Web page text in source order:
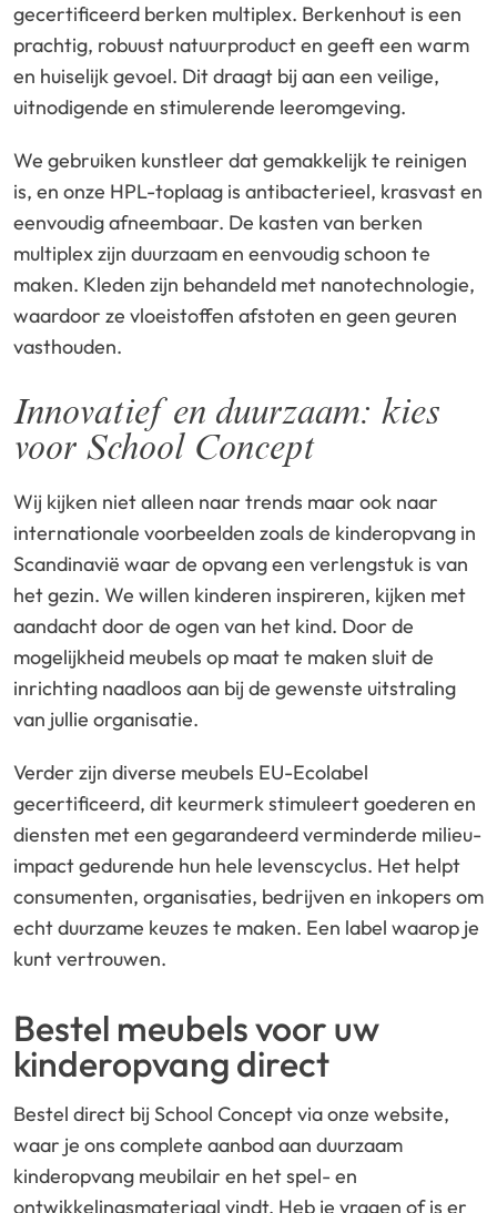
gecertificeerd berken multiplex. Berkenhout is een
prachtig, robuust natuurproduct en geeft een warm
en huiselijk gevoel. Dit draagt bij aan een veilige,
uitnodigende en stimulerende leeromgeving.
We gebruiken kunstleer dat gemakkelijk te reinigen
is, en onze HPL-toplaag is antibacterieel, krasvast en
eenvoudig afneembaar. De kasten van berken
multiplex zijn duurzaam en eenvoudig schoon te
maken. Kleden zijn behandeld met nanotechnologie,
waardoor ze vloeistoffen afstoten en geen geuren
vasthouden.
Innovatief en duurzaam: kies
voor School Concept
Wij kijken niet alleen naar trends maar ook naar
internationale voorbeelden zoals de kinderopvang in
Scandinavië waar de opvang een verlengstuk is van
het gezin. We willen kinderen inspireren, kijken met
aandacht door de ogen van het kind. Door de
mogelijkheid meubels op maat te maken sluit de
inrichting naadloos aan bij de gewenste uitstraling
van jullie organisatie.
Verder zijn diverse meubels EU-Ecolabel
gecertificeerd, dit keurmerk stimuleert goederen en
diensten met een gegarandeerd verminderde milieu-
impact gedurende hun hele levenscyclus. Het helpt
consumenten, organisaties, bedrijven en inkopers om
echt duurzame keuzes te maken. Een label waarop je
kunt vertrouwen.
Bestel meubels voor uw
kinderopvang direct
Bestel direct bij School Concept via onze website,
waar je ons complete aanbod aan duurzaam
kinderopvang meubilair en het spel- en
ontwikkelingsmateriaal vindt. Heb je vragen of is er